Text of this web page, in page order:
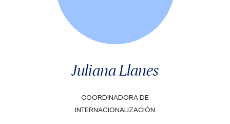
Juliana Llanes
COORDINADORA DE
INTERNACIONALIZACIÓN